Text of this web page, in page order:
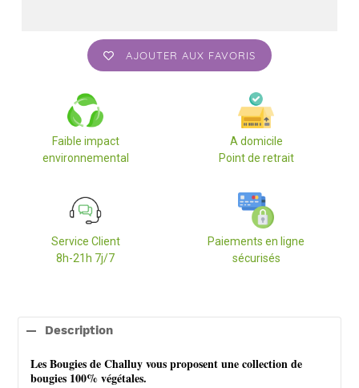
AJOUTER AUX FAVORIS
Faible impact
environnemental
A domicile
Point de retrait
Service Client
8h-21h 7j/7
Paiements en ligne
sécurisés
d'un
produit
panier
Description
Les Bougies de Challuy vous proposent une collection de
bougies 100% végétales.